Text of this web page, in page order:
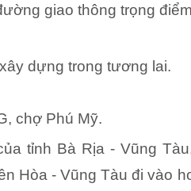
giao thông trọng điểm
dựng trong tương lai.
chợ Phú Mỹ.
tỉnh Bà Rịa - Vũng
Hòa - Vũng Tàu đi vào